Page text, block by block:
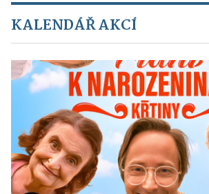
KALENDÁŘ AKCÍ